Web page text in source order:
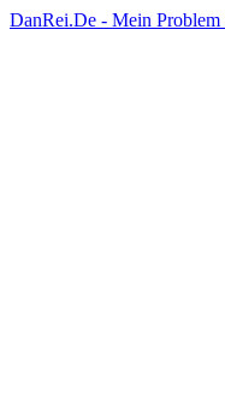
DanRei.De - Mein Problem